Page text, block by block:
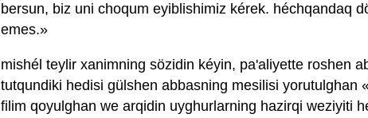
bersun, biz uni choqum eyiblishimiz kérek. héchqandaq
emes.»
mishél teylir xanimning sözidin kéyin, pa'aliyette roshen
tutqundiki hedisi gülshen abbasning mesilisi yorutulghan
filim qoyulghan we arqidin uyghurlarning hazirqi weziyiti